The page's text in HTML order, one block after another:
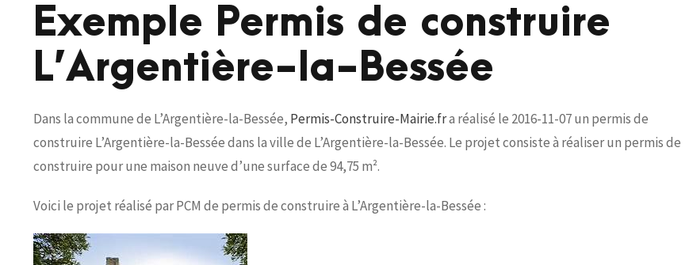
Exemple Permis de construire
L’Argentière-la-Bessée
Dans la commune de L’Argentière-la-Bessée, Permis-Construire-Mairie.fra réalisé le 2016-11-07 un permis de
construire L’Argentière-la-Bessée dans la ville de L’Argentière-la-Bessée. Le projet consiste à réaliser un permis de
construire pour une maison neuve d’une surface de 94,75 m².
Voici le projet réalisé par PCM de permis de construire à L’Argentière-la-Bessée :